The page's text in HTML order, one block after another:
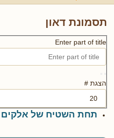
תסמונת דאון
Enter part of title
הצגת #
תחת השטיח של אלקים